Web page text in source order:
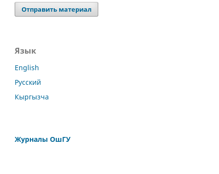
Отправить материал
Язык
English
Русский
Кыргызча
Журналы ОшГУ